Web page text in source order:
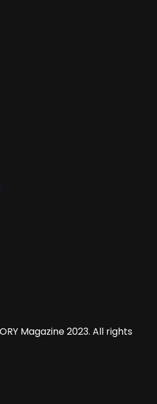
Magazine 2023. All rights